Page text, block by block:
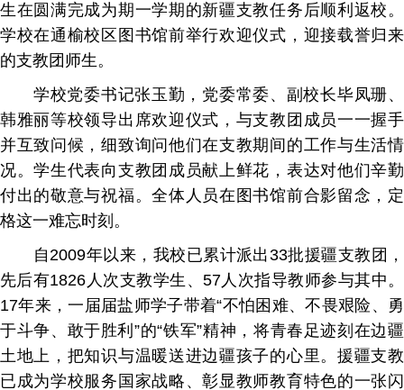
生在圆满完成为期一学期的新疆支教任务后顺利返校。
学校在通榆校区图书馆前举行欢迎仪式，迎接载誉归来
的支教团师生。
学校党委书记张玉勤，党委常委、副校长毕凤珊、
韩雅丽等校领导出席欢迎仪式，与支教团成员一一握手
并互致问候，细致询问他们在支教期间的工作与生活情
况。学生代表向支教团成员献上鲜花，表达对他们辛勤
付出的敬意与祝福。全体人员在图书馆前合影留念，定
格这一难忘时刻。
自2009年以来，我校已累计派出33批援疆支教团，
先后有1826 人次支教学生、57人次指导教师参与其中。
17年来，一届届盐师学子带着“不怕困难、不畏艰险、勇
于斗争、敢于胜利”的“铁军”精神，将青春足迹刻在边疆
土地上，把知识与温暖送进边疆孩子的心里。援疆支教
已成为学校服务国家战略、彰显教师教育特色的一张闪